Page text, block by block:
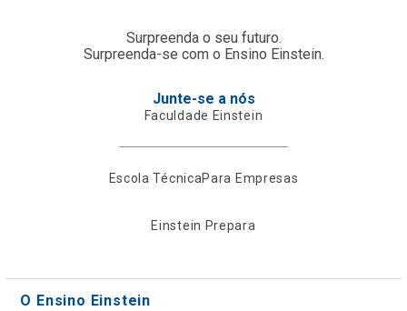
Surpreenda o seu futuro.
Surpreenda-se com o Ensino Einstein.
Junte-se a nós
Faculdade Einstein
Escola TécnicaPara Empresas
Einstein Prepara
O Ensino Einstein